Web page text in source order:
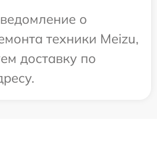
о
техники Meizu,
доставку по